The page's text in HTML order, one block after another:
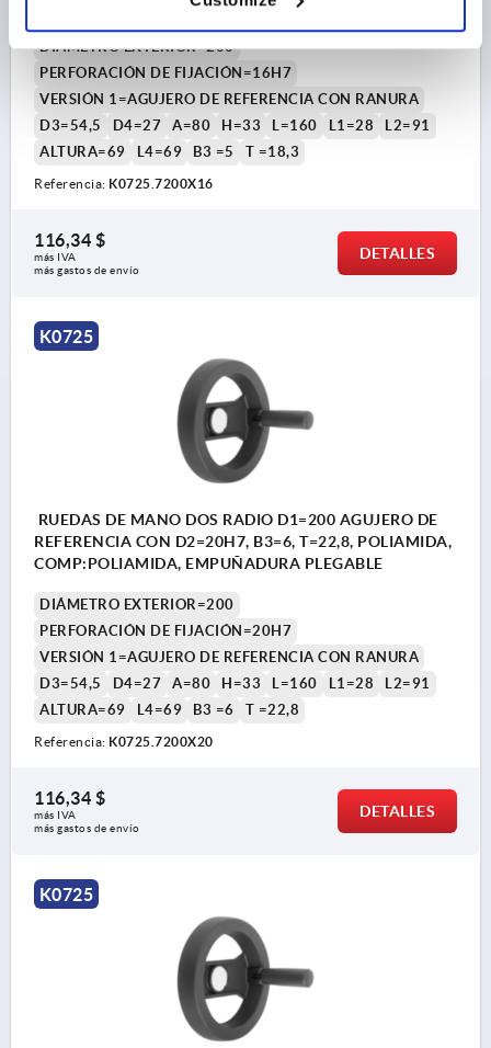
COMP:POLIAMIDA, EMPUÑADURA PLEGABLE
DIÁMETRO EXTERIOR=200
PERFORACIÓN DE FIJACIÓN=16H7
VERSIÓN 1=AGUJERO DE REFERENCIA CON RANURA
D3=54,5
D4=27 A=80 H=33 L=160 L1=28
L2=91
ALTURA=69
L4=69 B3 =5 T =18,3
Referencia: K0725.7200X16
116,34 $
más IVA
más gastos de envío
DETALLES
K0725
RUEDAS DE MANO DOS RADIO D1=200 AGUJERO DE
REFERENCIA CON D2=20H7, B3=6, T=22,8, POLIAMIDA,
COMP:POLIAMIDA, EMPUÑADURA PLEGABLE
DIÁMETRO EXTERIOR=200
PERFORACIÓN DE FIJACIÓN=20H7
VERSIÓN 1=AGUJERO DE REFERENCIA CON RANURA
D3=54,5
D4=27 A=80 H=33 L=160 L1=28
L2=91
ALTURA=69
L4=69 B3 =6 T =22,8
Referencia: K0725.7200X20
116,34 $
más IVA
más gastos de envío
DETALLES
K0725